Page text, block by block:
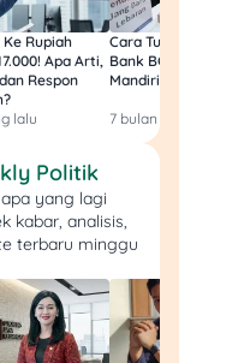
aplikasi atau
resmi
Cari
bantuan, pusat
atau kontak
dan nomor
pinjaman.
data yang
untuk
akun.
kondisi
Rupiah
Apa Arti,
Respon
lalu
Cara Tukar Uang
Bank BCA (Umum,
Mandiri, BRI, dan
7 bulan yang lalu
Politik
yang lagi
kabar, analisis,
terbaru minggu